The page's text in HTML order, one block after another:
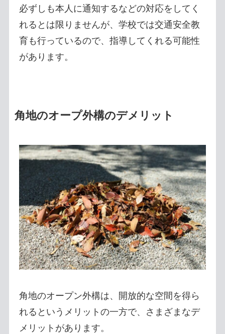
必ずしも本人に通知するなどの対応をしてく
れるとは限りませんが、学校では交通安全教
育も行っているので、指導してくれる可能性
があります。
角地のオープ外構のデメリット
角地のオープン外構は、開放的な空間を得ら
れるというメリットの一方で、さまざまなデ
メリットがあります。